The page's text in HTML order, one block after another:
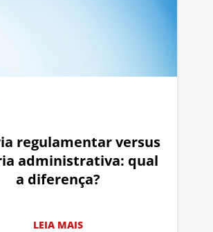
regulamentar versus
administrativa: qual
a diferença?
LEIA MAIS